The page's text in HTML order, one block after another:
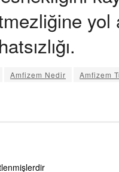
yol
Amfizem Nedir Amfizem